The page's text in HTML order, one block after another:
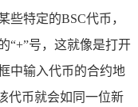
些特定的BSC代币，
“+”号，这就像是打开
中输入代币的合约地
代币就会如同一位新